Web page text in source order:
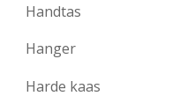
Handtas
Hanger
Harde kaas